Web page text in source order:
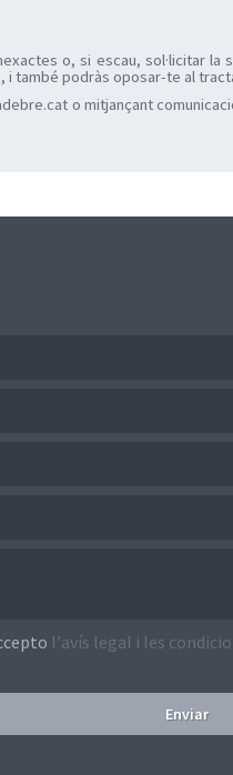
o, si escau, sol·licitar la
també podràs oposar-te al
o mitjançant
l'avís legal i les